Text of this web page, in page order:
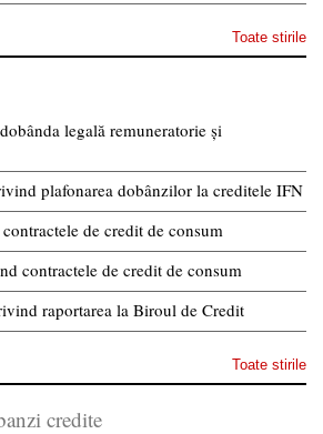
Toate stirile
legală remuneratorie și
plafonarea dobânzilor la creditele IFN
de credit de consum
contractele de credit de consum
raportarea la Biroul de Credit
Toate stirile
credite